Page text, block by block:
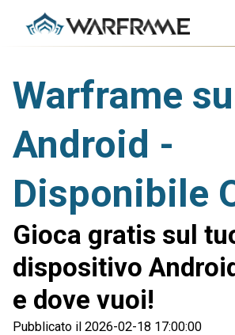
Warframe su
Android -
Disponibile
Gioca gratis sul
dispositivo
e dove vuoi!
Pubblicato il 2026-02-18 17:00:00